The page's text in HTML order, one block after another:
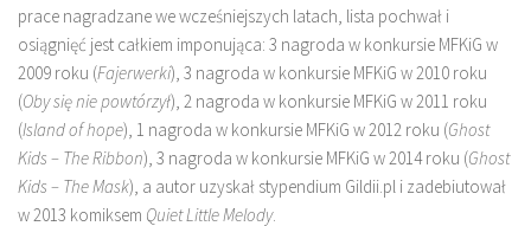
prace nagradzane we wcześniejszych latach, lista pochwał i
osiągnięć jest całkiem imponująca: 3 nagroda w konkursie MFKiG w
2009 roku (Fajerwerki), 3 nagroda w konkursie MFKiG w 2010 roku
(Oby się nie powtórzył), 2 nagroda w konkursie MFKiG w 2011 roku
(Island of hope), 1 nagroda w konkursie MFKiG w 2012 roku (Ghost
Kids – The Ribbon), 3 nagroda w konkursie MFKiG w 2014 roku (Ghost
Kids – The Mask), a autor uzyskał stypendium Gildii.pl i zadebiutował
w 2013 komiksem Quiet Little Melody.